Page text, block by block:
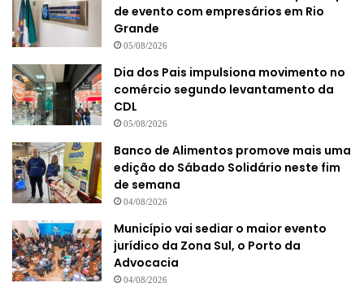
de evento com empresários em Rio
Grande
05/08/2026
Dia dos Pais impulsiona movimento no
comércio segundo levantamento da
CDL
05/08/2026
Banco de Alimentos promove mais uma
edição do Sábado Solidário neste fim
de semana
04/08/2026
Município vai sediar o maior evento
jurídico da Zona Sul, o Porto da
Advocacia
04/08/2026